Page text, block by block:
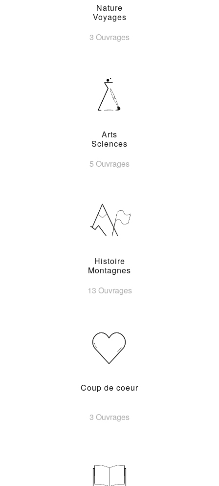
Nature
Voyages
3 Ouvrages
Arts
Sciences
5 Ouvrages
Histoire
Montagnes
13 Ouvrages
Coup de coeur
3 Ouvrages